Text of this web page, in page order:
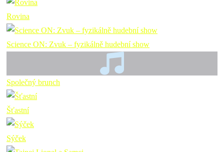
Rovina
Science ON: Zvuk – fyzikálně hudební show
Společný brunch
Šťastní
Sýček